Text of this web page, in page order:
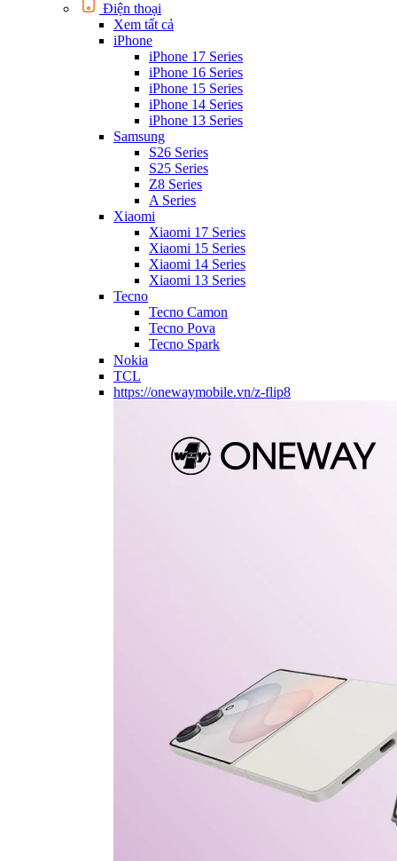
Điện thoại
Xem tất cả
iPhone
iPhone 17 Series
iPhone 16 Series
iPhone 15 Series
iPhone 14 Series
iPhone 13 Series
Samsung
S26 Series
S25 Series
Z8 Series
A Series
Xiaomi
Xiaomi 17 Series
Xiaomi 15 Series
Xiaomi 14 Series
Xiaomi 13 Series
Tecno
Tecno Camon
Tecno Pova
Tecno Spark
Nokia
TCL
https://onewaymobile.vn/z-flip8